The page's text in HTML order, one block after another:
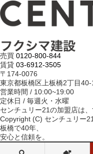
売買 0120-800-844
賃貸 03-6912-3505
〒174-0076
東京都板橋区上板橋2丁目40-
営業時間 / 10:00~19:00
定休日 / 毎週火・水曜
センチュリー21の加盟店は、
Copyright (C) センチュリー
板橋で40年、
安心と信頼を。